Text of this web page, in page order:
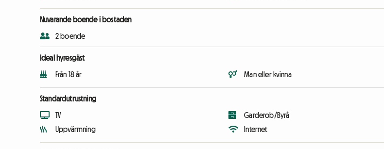
Nuvarande boende i bostaden
2 boende
Ideal hyresgäst
Från 18 år Man eller kvinna
Standardutrustning
TV
Uppvärmning
Garderob/Byrå
Internet